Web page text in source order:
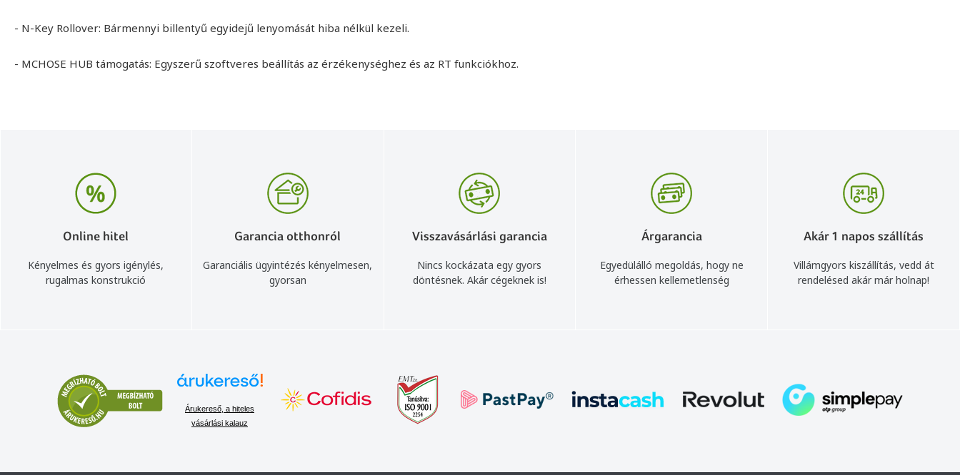
- N-Key Rollover: Bármennyi billentyű egyidejű lenyomását hiba nélkül kezeli.
- MCHOSE HUB támogatás: Egyszerű szoftveres beállítás az érzékenységhez és az RT funkciókhoz.
Online hitel
Kényelmes és gyors igénylés,
rugalmas konstrukció
Garancia otthonról
Garanciális ügyintézés kényelmesen,
gyorsan
Visszavásárlási garancia
Nincs kockázata egy gyors
döntésnek. Akár cégeknek is!
Árgarancia
Egyedülálló megoldás, hogy ne
érhessen kellemetlenség
Akár 1 napos szállítás
Villámgyors kiszállítás, vedd át
rendelésed akár már holnap!
Árukereső, a hiteles
vásárlási kalauz